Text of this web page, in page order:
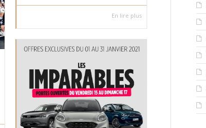
En lire plus